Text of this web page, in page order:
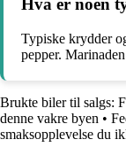
Hva er noen
Typiske krydder
pepper.
Brukte biler til salgs:
denne vakre byen •
smaksopplevelse du